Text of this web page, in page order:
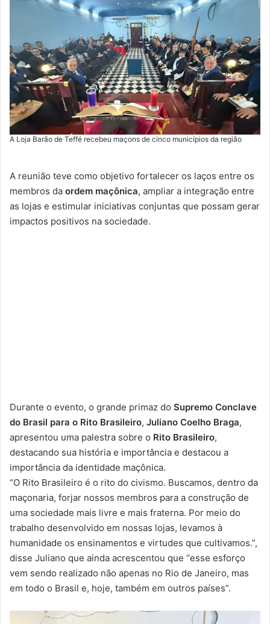
A Loja Barão de Teffé recebeu maçons de cinco municípios da região
A reunião teve como objetivo fortalecer os laços entre os
membros da ordem maçônica, ampliar a integração entre
as lojas e estimular iniciativas conjuntas que possam gerar
impactos positivos na sociedade.
Durante o evento, o grande primaz do Supremo Conclave
do Brasil para o Rito Brasileiro, Juliano Coelho Braga,
apresentou uma palestra sobre o Rito Brasileiro,
destacando sua história e importância e destacou a
importância da identidade maçônica.
“O Rito Brasileiro é o rito do civismo. Buscamos, dentro da
maçonaria, forjar nossos membros para a construção de
uma sociedade mais livre e mais fraterna. Por meio do
trabalho desenvolvido em nossas lojas, levamos à
humanidade os ensinamentos e virtudes que cultivamos.”,
disse Juliano que ainda acrescentou que “esse esforço
vem sendo realizado não apenas no Rio de Janeiro, mas
em todo o Brasil e, hoje, também em outros países”.